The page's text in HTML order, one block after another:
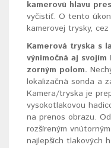
kamerovú hlavu
vyčistiť. O tento
kamerovej trysky,
Kamerová tryska s
výnimočná aj svojím
zorným polom.
lokalizačná sonda a
Kamera/tryska je
vysokotlakovou
na prenos obrazu.
rozšíreným
najlepších tlakových